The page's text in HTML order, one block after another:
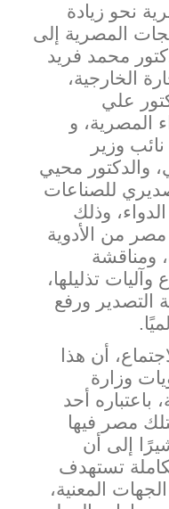
نحو زيادة
المصرية إلى
محمد فريد
الخارجية،
علي
المصرية، و
وزير
والدكتور محيي
للصناعات
وذلك
من الأدوية
ومناقشة
تذليلها،
التصدير ورفع
أن هذا
وزارة
باعتباره أحد
مصر فيها
إلى أن
تستهدف
المعنية،